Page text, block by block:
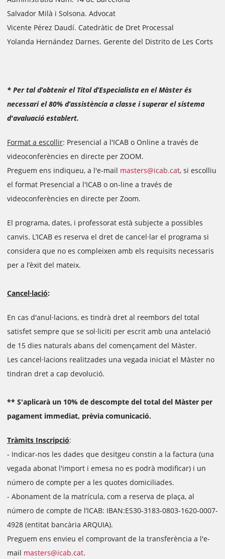
Salvador Milà i Solsona. Advocat
Vicente Pérez Daudí. Catedràtic de Dret Processal
Yolanda Hernández Darnes. Gerente del Distrito de Les Corts
* Per tal d’obtenir el Títol d’Especialista en el Màster és
necessari el 80% d’assistència a classe i superar el sistema
d'avaluació establert.
Format a escollir: Presencial a l'ICAB o Online a través de
videoconferències en directe per ZOOM.
Preguem ens indiqueu, a l'e-mail masters@icab.cat, si escolliu
el format Presencial a l'ICAB o on-line a través de
videoconferències en directe per Zoom.
El programa, dates, i professorat està subjecte a possibles
canvis. L’ICAB es reserva el dret de cancel·lar el programa si
considera que no es compleixen amb els requisits necessaris
per a l’èxit del mateix.
Cancel·lació:
En cas d'anul·lacions, es tindrà dret al reembors del total
satisfet sempre que se sol·liciti per escrit amb una antelació
de 15 dies naturals abans del començament del Màster.
Les cancel·lacions realitzades una vegada iniciat el Màster no
tindran dret a cap devolució.
** S'aplicarà un 10% de descompte del total del Màster per
pagament immediat, prèvia comunicació.
Tràmits Inscripció:
- Indicar-nos les dades que desitgeu constin a la factura (una
vegada abonat l'import i emesa no es podrà modificar) i un
número de compte per a les quotes domiciliades.
- Abonament de la matrícula, com a reserva de plaça, al
número de compte de l’ICAB: IBAN:ES30-3183-0803-1620-0007-
4928 (entitat bancària ARQUIA).
Preguem ens envieu el comprovant de la transferència a l'e-
mail masters@icab.cat.